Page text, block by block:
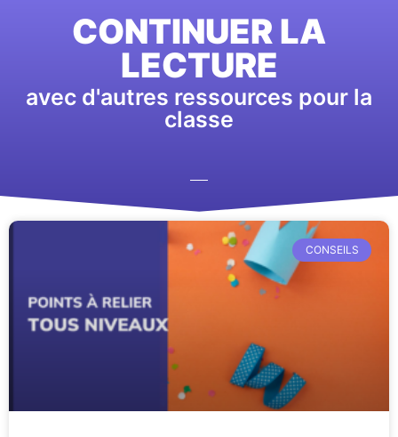
CONTINUER LA
LECTURE
avec d'autres ressources pour la
classe
CONSEILS